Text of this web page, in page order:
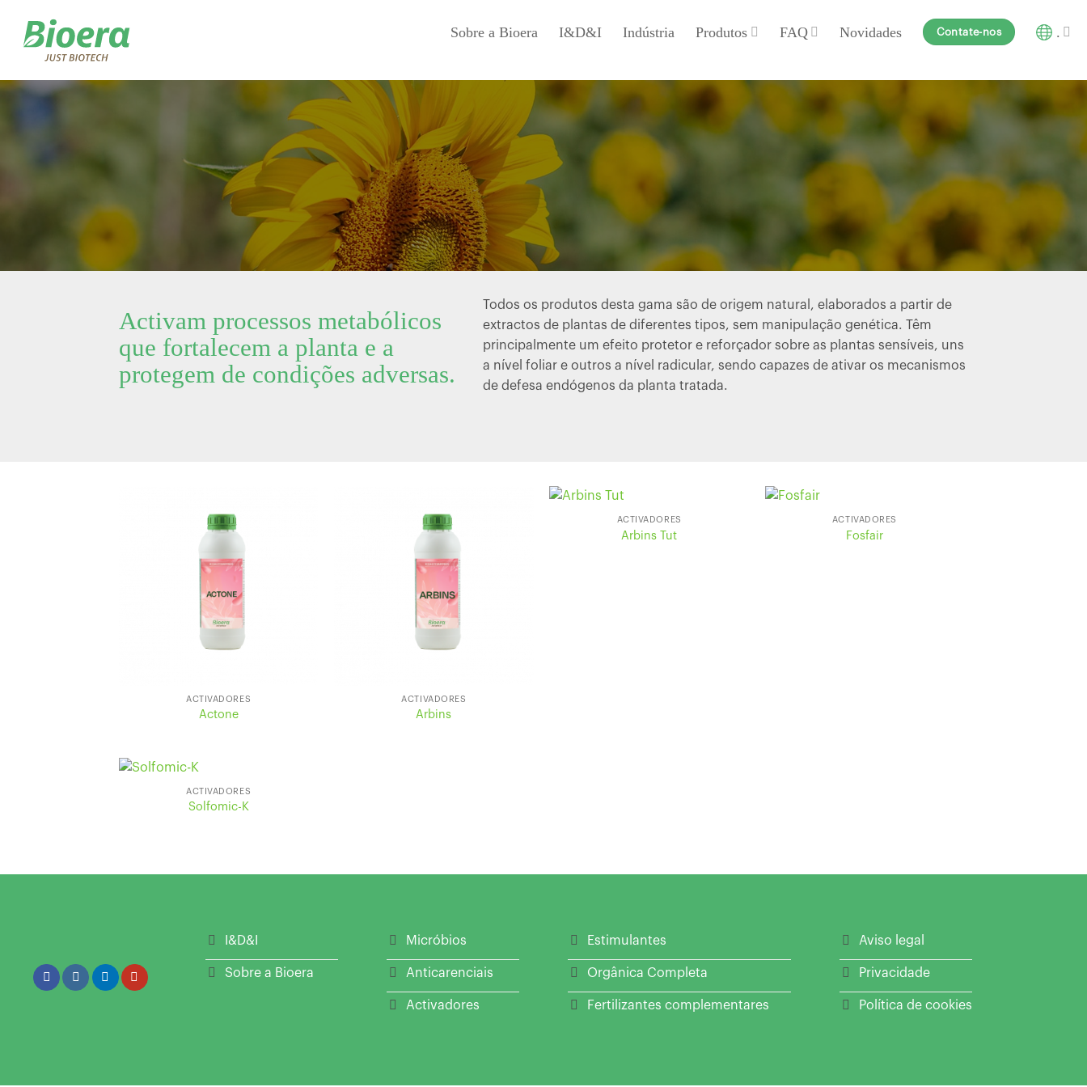
content
Sobre a Bioera I&D&I Indústria Produtos FAQ Novidades Contate-nos .
Gama Activadores
Activam processos metabólicos
que fortalecem a planta e a
protegem de condições adversas.
Todos os produtos desta gama são de origem natural, elaborados a partir de
extractos de plantas de diferentes tipos, sem manipulação genética. Têm
principalmente um efeito protetor e reforçador sobre as plantas sensíveis, uns
a nível foliar e outros a nível radicular, sendo capazes de ativar os mecanismos
de defesa endógenos da planta tratada.
ACTIVADORES
Actone
ACTIVADORES
Arbins
ACTIVADORES
Arbins Tut
ACTIVADORES
Fosfair
ACTIVADORES
Solfomic-K
I&D&I
Sobre a Bioera
Micróbios
Anticarenciais
Activadores
Estimulantes
Orgânica Completa
Fertilizantes complementares
Aviso legal
Privacidade
Política de cookies